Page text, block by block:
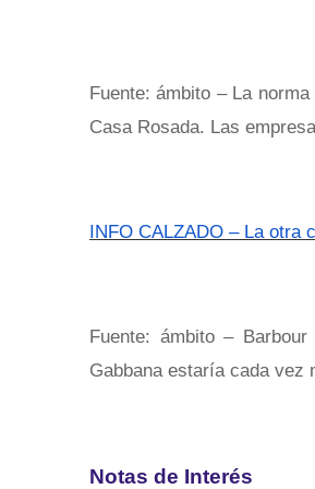
Fuente: ámbito – La
Casa Rosada. Las
INFO CALZADO – La otra
Fuente: ámbito –
Gabbana estaría cada vez
Notas de Interés